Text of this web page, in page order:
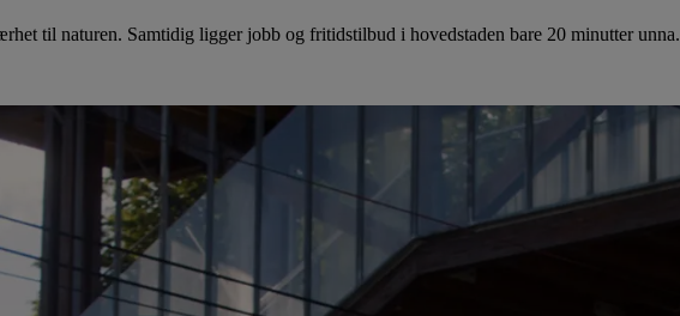
til naturen. Samtidig ligger jobb og fritidstilbud i hovedstaden bare 20 minutter unna.